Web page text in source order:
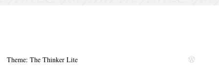
Theme: The Thinker Lite